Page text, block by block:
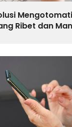
Ribet dan